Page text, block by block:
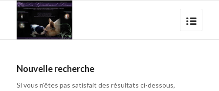
Nouvelle recherche
Si vous n'êtes pas satisfait des résultats ci-dessous,